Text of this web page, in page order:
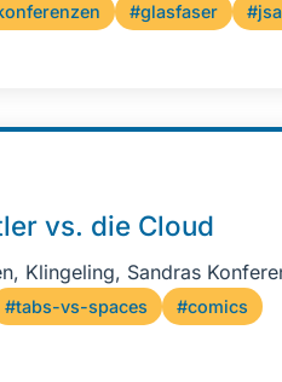
#glasfaser
vs. die Cloud
Klingeling, Sandras
#tabs-vs-spaces #comics